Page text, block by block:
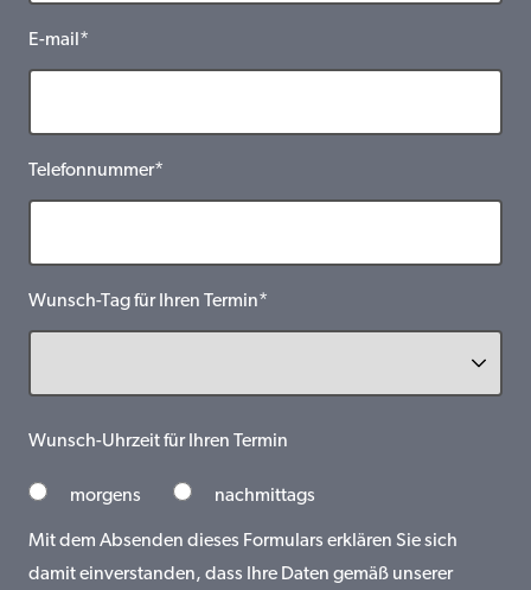
E-mail*
Telefonnummer*
Wunsch-Tag für Ihren Termin*
Wunsch-Uhrzeit für Ihren Termin
morgens nachmittags
Mit dem Absenden dieses Formulars erklären Sie sich
damit einverstanden, dass Ihre Daten gemäß unserer